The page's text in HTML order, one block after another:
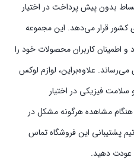
محصولات خود را به‌صورت تمام اقساط بدون پیش‌‎ پرداخت در اختیار
کشور قرار می‌دهد. این مجموعه
اطمینان کاربران محصولات خود را
علاوه‌بر‌این، لوازم لوکس
سلامت فیزیکی در اختیار
هنگام مشاهده هرگونه مشکل در
پشتیبانی این فروشگاه تماس
عودت دهید.